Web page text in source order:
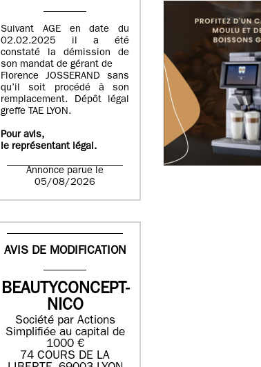
Suivant AGE en date du
02.02.2025 il a été
constaté la démission de
son mandat de gérant de
Florence JOSSERAND sans
qu’il soit procédé à son
remplacement. Dépôt légal
greffe TAE LYON.
Pour avis,
le représentant légal.
Annonce parue le
05/08/2026
AVIS DE MODIFICATION
BEAUTYCONCEPT-
NICO
Société par Actions
Simplifiée au capital de
1000 €
74 COURS DE LA